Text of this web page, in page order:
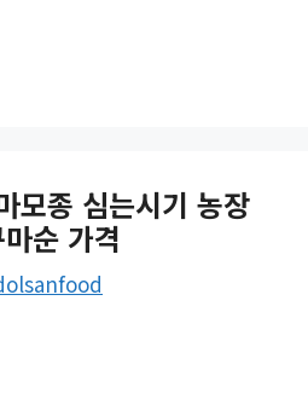
모종 심는시기 농장
순 가격